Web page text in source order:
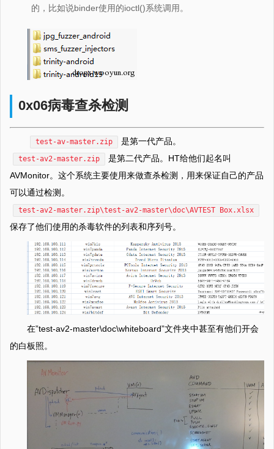
的，比如说binder使用的ioctl()系统调用。
0x06病毒查杀检测
test-av-master.zip 是第一代产品。
test-av2-master.zip
是第二代产品。HT给他们起名叫
AVMonitor。这个系统主要使用来做查杀检测，用来保证自己的产品
可以通过检测。
test-av2-master.zip\test-av2-master\doc\AVTEST Box.xlsx
保存了他们使用的杀毒软件的列表和序列号。
在”test-av2-master\doc\whiteboard”文件夹中甚至有他们开会
的白板照。